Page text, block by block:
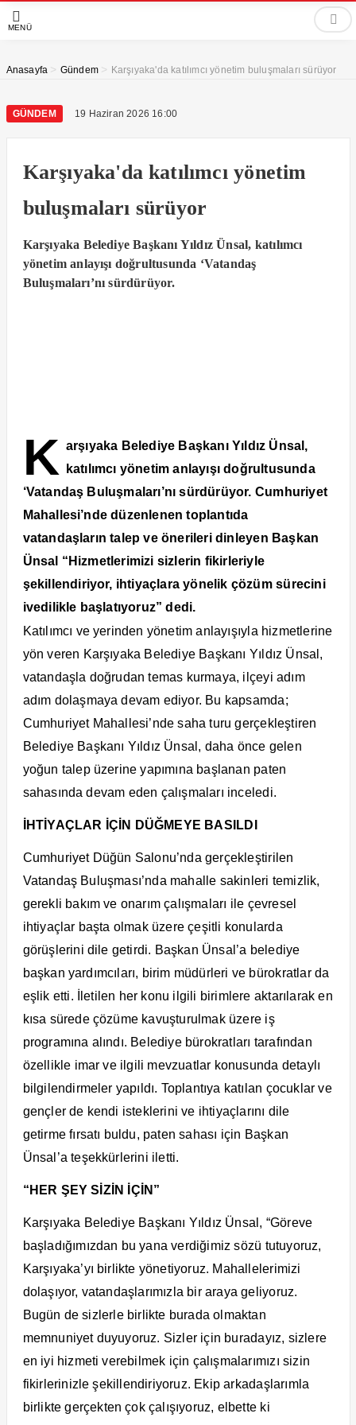
MENÜ
Anasayfa > Gündem > Karşıyaka'da katılımcı yönetim buluşmaları sürüyor
GÜNDEM 19 Haziran 2026 16:00
Karşıyaka'da katılımcı yönetim
buluşmaları sürüyor
Karşıyaka Belediye Başkanı Yıldız Ünsal, katılımcı
yönetim anlayışı doğrultusunda ‘Vatandaş
Buluşmaları’nı sürdürüyor.
K arşıyaka Belediye Başkanı Yıldız Ünsal,
katılımcı yönetim anlayışı doğrultusunda
‘Vatandaş Buluşmaları’nı sürdürüyor. Cumhuriyet
Mahallesi’nde düzenlenen toplantıda
vatandaşların talep ve önerileri dinleyen Başkan
Ünsal “Hizmetlerimizi sizlerin fikirleriyle
şekillendiriyor, ihtiyaçlara yönelik çözüm sürecini
ivedilikle başlatıyoruz” dedi.
Katılımcı ve yerinden yönetim anlayışıyla hizmetlerine
yön veren Karşıyaka Belediye Başkanı Yıldız Ünsal,
vatandaşla doğrudan temas kurmaya, ilçeyi adım
adım dolaşmaya devam ediyor. Bu kapsamda;
Cumhuriyet Mahallesi’nde saha turu gerçekleştiren
Belediye Başkanı Yıldız Ünsal, daha önce gelen
yoğun talep üzerine yapımına başlanan paten
sahasında devam eden çalışmaları inceledi.
İHTİYAÇLAR İÇİN DÜĞMEYE BASILDI
Cumhuriyet Düğün Salonu’nda gerçekleştirilen
Vatandaş Buluşması’nda mahalle sakinleri temizlik,
gerekli bakım ve onarım çalışmaları ile çevresel
ihtiyaçlar başta olmak üzere çeşitli konularda
görüşlerini dile getirdi. Başkan Ünsal’a belediye
başkan yardımcıları, birim müdürleri ve bürokratlar da
eşlik etti. İletilen her konu ilgili birimlere aktarılarak en
kısa sürede çözüme kavuşturulmak üzere iş
programına alındı. Belediye bürokratları tarafından
özellikle imar ve ilgili mevzuatlar konusunda detaylı
bilgilendirmeler yapıldı. Toplantıya katılan çocuklar ve
gençler de kendi isteklerini ve ihtiyaçlarını dile
getirme fırsatı buldu, paten sahası için Başkan
Ünsal’a teşekkürlerini iletti.
“HER ŞEY SİZİN İÇİN”
Karşıyaka Belediye Başkanı Yıldız Ünsal, “Göreve
başladığımızdan bu yana verdiğimiz sözü tutuyoruz,
Karşıyaka’yı birlikte yönetiyoruz. Mahallelerimizi
dolaşıyor, vatandaşlarımızla bir araya geliyoruz.
Bugün de sizlerle birlikte burada olmaktan
memnuniyet duyuyoruz. Sizler için buradayız, sizlere
en iyi hizmeti verebilmek için çalışmalarımızı sizin
fikirlerinizle şekillendiriyoruz. Ekip arkadaşlarımla
birlikte gerçekten çok çalışıyoruz, elbette ki